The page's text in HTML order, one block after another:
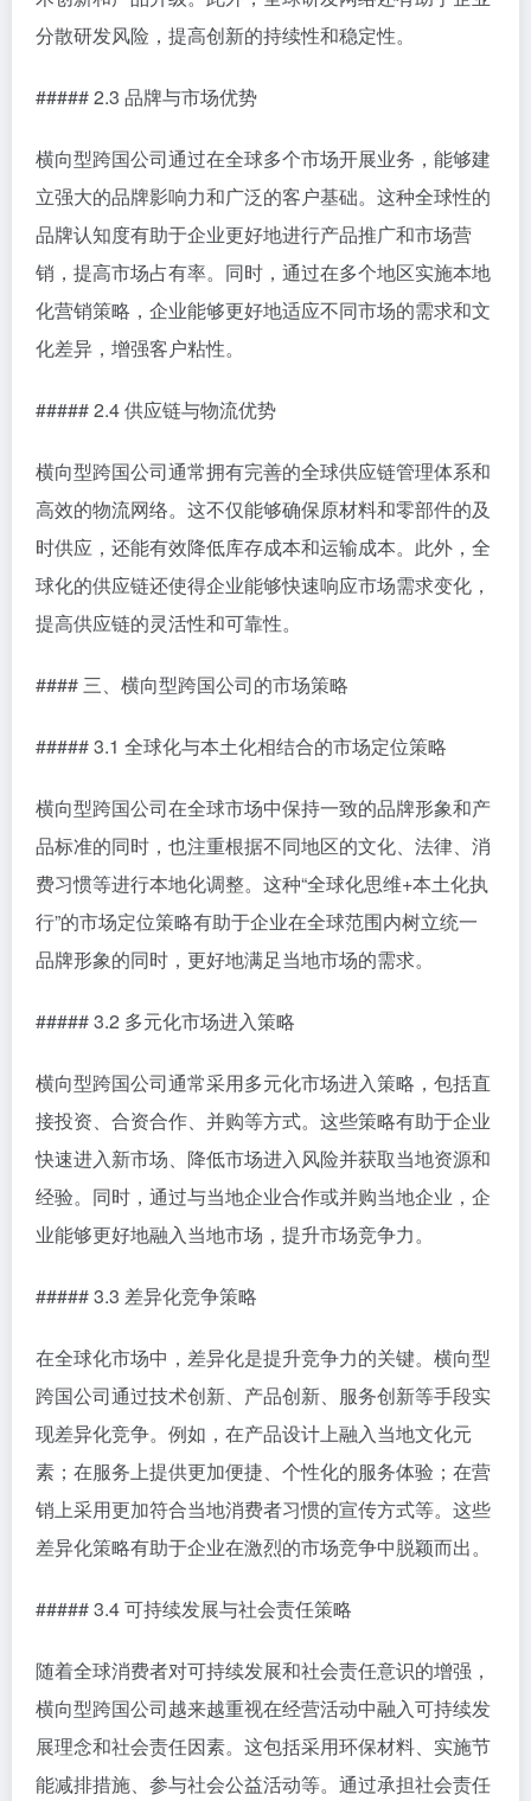
分散研发风险，提高创新的持续性和稳定性。
##### 2.3 品牌与市场优势
横向型跨国公司通过在全球多个市场开展业务，能够建
立强大的品牌影响力和广泛的客户基础。这种全球性的
品牌认知度有助于企业更好地进行产品推广和市场营
销，提高市场占有率。同时，通过在多个地区实施本地
化营销策略，企业能够更好地适应不同市场的需求和文
化差异，增强客户粘性。
##### 2.4 供应链与物流优势
横向型跨国公司通常拥有完善的全球供应链管理体系和
高效的物流网络。这不仅能够确保原材料和零部件的及
时供应，还能有效降低库存成本和运输成本。此外，全
球化的供应链还使得企业能够快速响应市场需求变化，
提高供应链的灵活性和可靠性。
#### 三、横向型跨国公司的市场策略
##### 3.1 全球化与本土化相结合的市场定位策略
横向型跨国公司在全球市场中保持一致的品牌形象和产
品标准的同时，也注重根据不同地区的文化、法律、消
费习惯等进行本地化调整。这种“全球化思维+本土化执
行”的市场定位策略有助于企业在全球范围内树立统一
品牌形象的同时，更好地满足当地市场的需求。
##### 3.2 多元化市场进入策略
横向型跨国公司通常采用多元化市场进入策略，包括直
接投资、合资合作、并购等方式。这些策略有助于企业
快速进入新市场、降低市场进入风险并获取当地资源和
经验。同时，通过与当地企业合作或并购当地企业，企
业能够更好地融入当地市场，提升市场竞争力。
##### 3.3 差异化竞争策略
在全球化市场中，差异化是提升竞争力的关键。横向型
跨国公司通过技术创新、产品创新、服务创新等手段实
现差异化竞争。例如，在产品设计上融入当地文化元
素；在服务上提供更加便捷、个性化的服务体验；在营
销上采用更加符合当地消费者习惯的宣传方式等。这些
差异化策略有助于企业在激烈的市场竞争中脱颖而出。
##### 3.4 可持续发展与社会责任策略
随着全球消费者对可持续发展和社会责任意识的增强，
横向型跨国公司越来越重视在经营活动中融入可持续发
展理念和社会责任因素。这包括采用环保材料、实施节
能减排措施、参与社会公益活动等。通过承担社会责任